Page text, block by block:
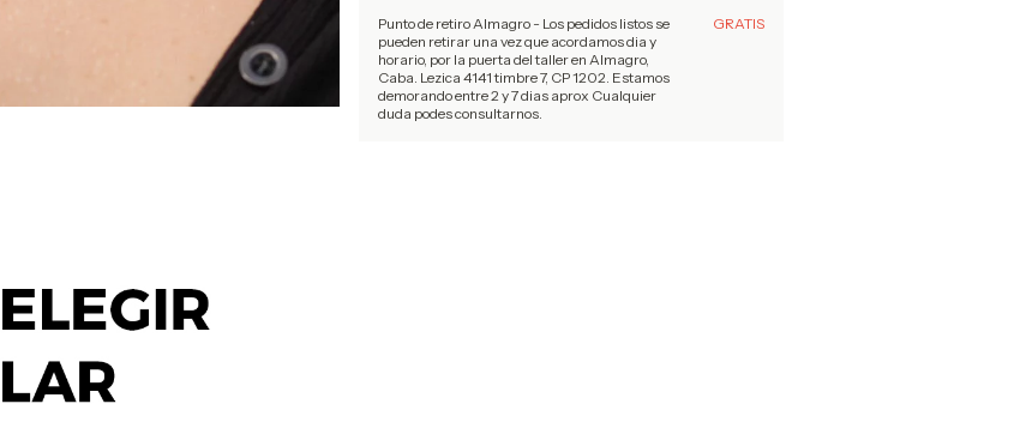
Punto de retiro Almagro - Los pedidos listos se
pueden retirar una vez que acordamos dia y
horario, por la puerta del taller en Almagro,
Caba. Lezica 4141 timbre 7, CP 1202. Estamos
demorando entre 2 y 7 dias aprox Cualquier
duda podes consultarnos.
GRATIS